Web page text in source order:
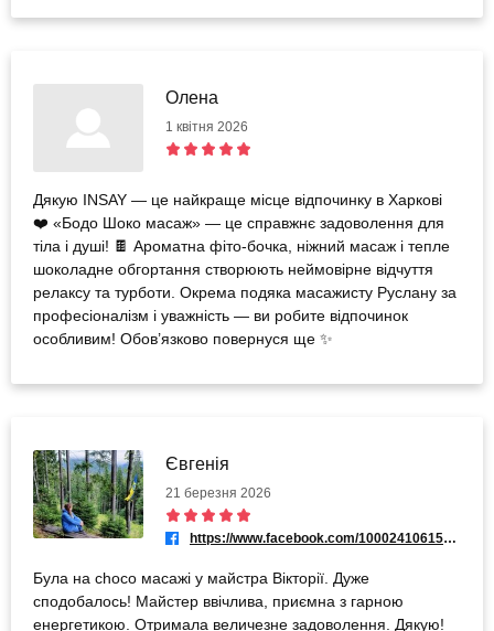
надіслано компенсаційний сертифікат, за яким
закріплено випадкове враження від компанії. Ви
можете скористатися сертифікатом або обрати
Олена
1 квітня 2026
Дякую INSAY — це найкраще місце відпочинку в Харкові
❤️ «Бодо Шоко масаж» — це справжнє задоволення для
тіла і душі! 🍫 Ароматна фіто-бочка, ніжний масаж і тепле
шоколадне обгортання створюють неймовірне відчуття
релаксу та турботи. Окрема подяка масажисту Руслану за
професіоналізм і уважність — ви робите відпочинок
особливим! Обов’язково повернуся ще ✨
Євгенія
21 березня 2026
https://www.facebook.com/100024106151236
Була на choсo масажі у майстра Вікторії. Дуже
сподобалось! Майстер ввічлива, приємна з гарною
енергетикою. Отримала величезне задоволення. Дякую!